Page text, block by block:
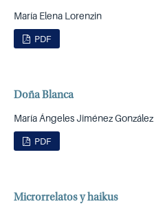
María Elena Lorenzin
PDF
Doña Blanca
María Ángeles Jiménez González
PDF
Microrrelatos y haikus